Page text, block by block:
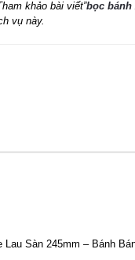
khảo bài viết”bọc bánh
vụ này.
Sàn 245mm – Bánh